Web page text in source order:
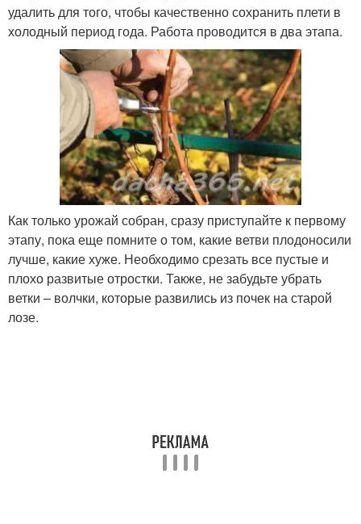
удалить для того, чтобы качественно сохранить плети в
холодный период года. Работа проводится в два этапа.
Как только урожай собран, сразу приступайте к первому
этапу, пока еще помните о том, какие ветви плодоносили
лучше, какие хуже. Необходимо срезать все пустые и
плохо развитые отростки. Также, не забудьте убрать
ветки – волчки, которые развились из почек на старой
лозе.